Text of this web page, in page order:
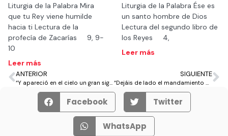
Liturgia de la Palabra Mira
que tu Rey viene humilde
hacia ti Lectura de la
profecía de Zacarías 9, 9-
10
Leer más
Liturgia de la Palabra Ése es
un santo hombre de Dios
Lectura del segundo libro de
los Reyes 4,
Leer más
ANTERIOR
“Y apareció en el cielo un gran signo: una Mujer revestida del sol, con la luna bajo sus pies y una corona de doce estrellas en su cabeza”.
SIGUIENTE
“Dejáis de lado el mandamiento de Dios para aferraros a la tradición de los hombres”
Facebook Twitter
WhatsApp